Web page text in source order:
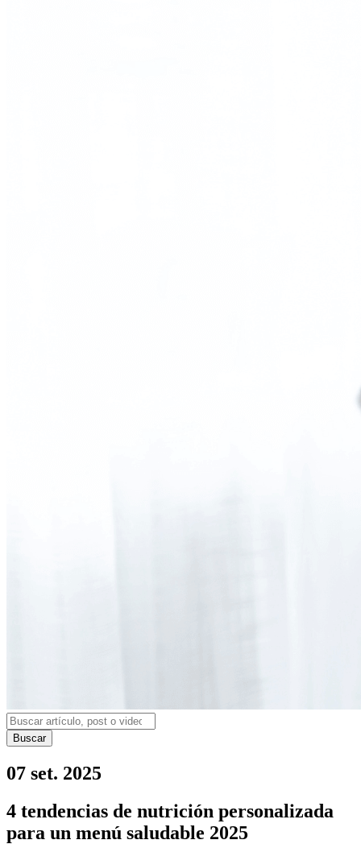
Buscar
07 set. 2025
4 tendencias de nutrición personalizada
para un menú saludable 2025